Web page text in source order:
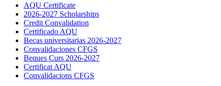
AQU Certificate
2026-2027 Scholarships
Credit Convalidation
Certificado AQU
Becas universitarias 2026-2027
Convalidaciones CFGS
Beques Curs 2026-2027
Certificat AQU
Convalidacions CFGS